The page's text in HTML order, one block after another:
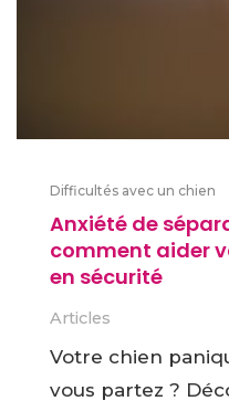
Difficultés avec un chien
Anxiété de
comment aider
en sécurité
Articles
Votre chien
vous partez ?